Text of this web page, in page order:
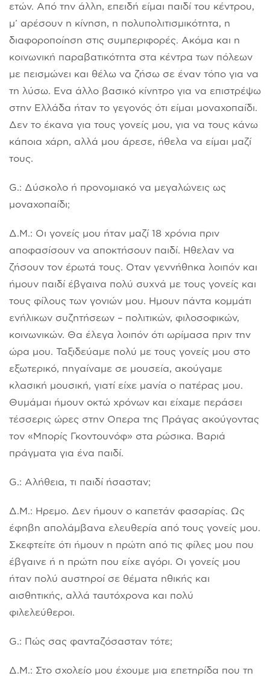
ετών. Από την άλλη, επειδή είμαι παιδί του κέντρου,
μ’ αρέσουν η κίνηση, η πολυπολιτισμικότητα, η
διαφοροποίηση στις συμπεριφορές. Ακόμα και η
κοινωνική παραβατικότητα στα κέντρα των πόλεων
με πεισμώνει και θέλω να ζήσω σε έναν τόπο για να
τη λύσω. Ενα άλλο βασικό κίνητρο για να επιστρέψω
στην Ελλάδα ήταν το γεγονός ότι είμαι μοναχοπαίδι.
Δεν το έκανα για τους γονείς μου, για να τους κάνω
κάποια χάρη, αλλά μου άρεσε, ήθελα να είμαι μαζί
τους.
G.: Δύσκολο ή προνομιακό να μεγαλώνεις ως
μοναχοπαίδι;
Δ.Μ.: Οι γονείς μου ήταν μαζί 18 χρόνια πριν
αποφασίσουν να αποκτήσουν παιδί. Ηθελαν να
ζήσουν τον έρωτά τους. Οταν γεννήθηκα λοιπόν και
ήμουν παιδί έβγαινα πολύ συχνά με τους γονείς και
τους φίλους των γονιών μου. Ημουν πάντα κομμάτι
ενήλικων συζητήσεων – πολιτικών, φιλοσοφικών,
κοινωνικών. Θα έλεγα λοιπόν ότι ωρίμασα πριν την
ώρα μου. Ταξιδεύαμε πολύ με τους γονείς μου στο
εξωτερικό, πηγαίναμε σε μουσεία, ακούγαμε
κλασική μουσική, γιατί είχε μανία ο πατέρας μου.
Θυμάμαι ήμουν οκτώ χρόνων και είχαμε περάσει
τέσσερις ώρες στην Οπερα της Πράγας ακούγοντας
τον «Μπορίς Γκοντουνόφ» στα ρώσικα. Βαριά
πράγματα για ένα παιδί.
G.: Αλήθεια, τι παιδί ήσασταν;
Δ.Μ.: Ηρεμο. Δεν ήμουν ο καπετάν φασαρίας. Ως
έφηβη απολάμβανα ελευθερία από τους γονείς μου.
Σκεφτείτε ότι ήμουν η πρώτη από τις φίλες μου που
έβγαινε ή η πρώτη που είχε αγόρι. Οι γονείς μου
ήταν πολύ αυστηροί σε θέματα ηθικής και
αισθητικής, αλλά ταυτόχρονα και πολύ
φιλελεύθεροι.
G.: Πώς σας φανταζόσασταν τότε;
Δ.Μ.: Στο σχολείο μου έχουμε μια επετηρίδα που τη